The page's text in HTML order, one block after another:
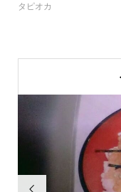
タピオカ
